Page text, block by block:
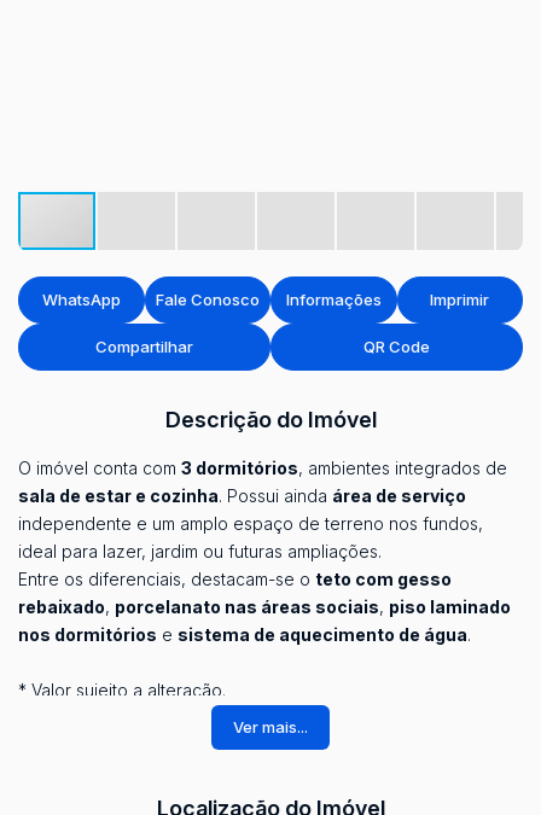
WhatsApp Fale Conosco Informações Imprimir
Compartilhar QR Code
Descrição do Imóvel
O imóvel conta com 3 dormitórios, ambientes integrados de
sala de estar e cozinha. Possui ainda área de serviço
independente e um amplo espaço de terreno nos fundos,
ideal para lazer, jardim ou futuras ampliações.
Entre os diferenciais, destacam-se o teto com gesso
rebaixado, porcelanato nas áreas sociais, piso laminado
nos dormitórios e sistema de aquecimento de água.
* Valor sujeito a alteração.
Ver mais...
Localização do Imóvel